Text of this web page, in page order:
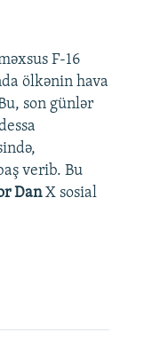
F-16
ölkənin hava
son günlər
verib. Bu
DanX sosial